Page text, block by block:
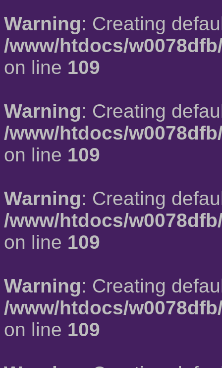
Warning: Creating
/www/htdocs/
on line 109
Warning: Creating
/www/htdocs/
on line 109
Warning: Creating
/www/htdocs/
on line 109
Warning: Creating
/www/htdocs/
on line 109